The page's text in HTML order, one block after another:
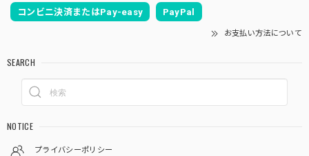
コンビニ決済またはPay-easy PayPal
お支払い方法について
SEARCH
NOTICE
プライバシーポリシー